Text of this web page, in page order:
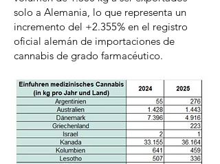
solo a Alemania, lo que representa un
incremento del +2.355% en el registro
oficial alemán de importaciones de
cannabis de grado farmacéutico.